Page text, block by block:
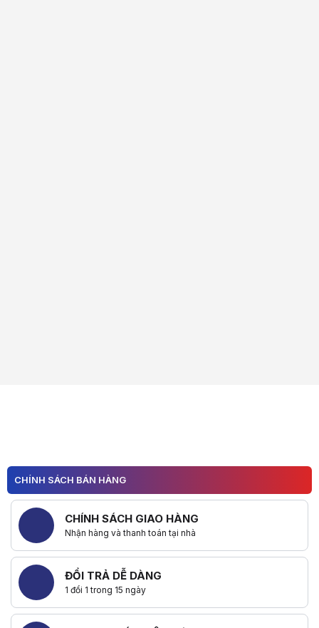
CHÍNH SÁCH BÁN HÀNG
CHÍNH SÁCH GIAO HÀNG
Nhận hàng và thanh toán tại nhà
ĐỔI TRẢ DỄ DÀNG
1 đổi 1 trong 15 ngày